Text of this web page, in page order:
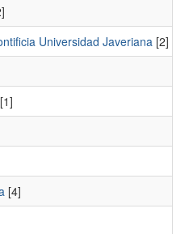
Universidad Javeriana [2]
[1]
[4]